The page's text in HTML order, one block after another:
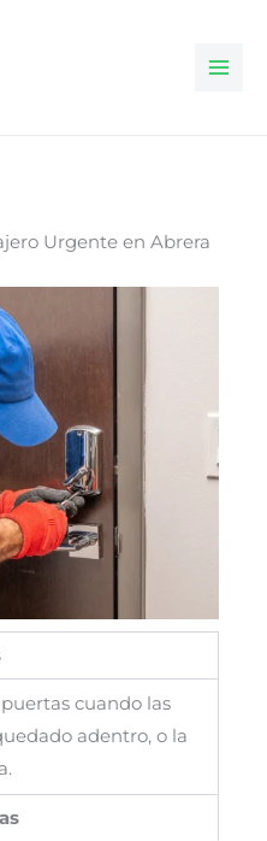
Urgente en Abrera
cuando las
adentro, o la